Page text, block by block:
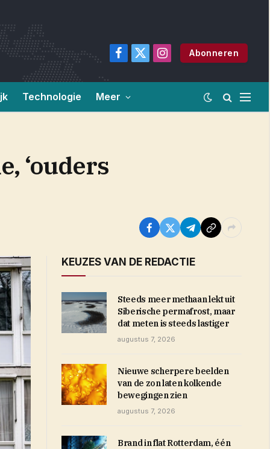
Facebook
X
Instagram
Abonneren
Technologie Meer
‘ouders
KEUZES VAN DE REDACTIE
Steeds meer methaan lekt uit
Siberische permafrost, maar
dat meten is steeds lastiger
augustus 7, 2026
Nieuwe scherpere beelden
van de zon laten kolkende
bewegingen zien
augustus 7, 2026
Brand in flat Rotterdam, één